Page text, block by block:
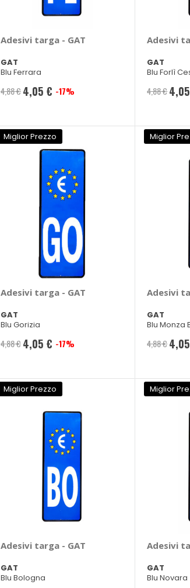
Adesivi targa - GAT
GAT
Blu Ferrara
4,88 € Prezzo
4,05 € -17%
Adesivi
GAT
Blu Forlì
4,88 € Prezzo
Miglior Prezzo
Adesivi targa - GAT
GAT
Blu Gorizia
4,88 € Prezzo
4,05 € -17%
Miglior
Adesivi
GAT
Blu Monza
4,88 € Prezzo
Miglior Prezzo
Adesivi targa - GAT
GAT
Blu Bologna
Miglior
Adesivi
GAT
Blu Novara